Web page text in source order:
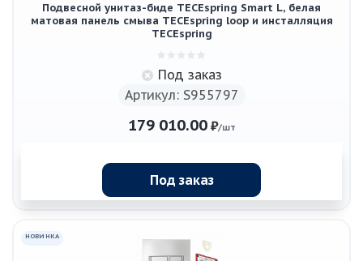
Подвесной унитаз-биде TECEspring Smart L, белая
матовая панель смыва TECEspring loop и инсталляция
TECEspring
Под заказ
Артикул: S955797
179 010.00₽/шт
Под заказ
НОВИНКА